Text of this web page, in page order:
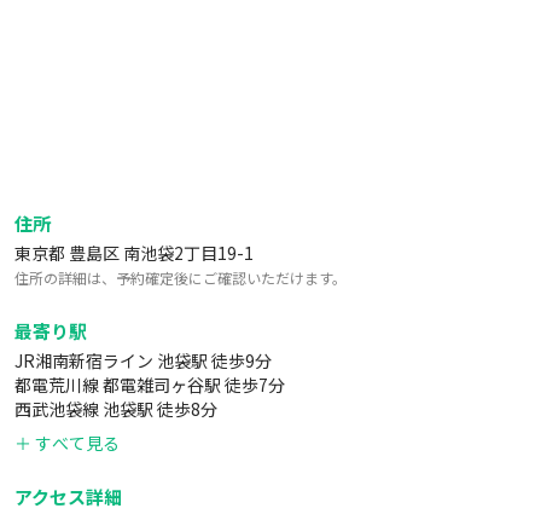
住所
東京都 豊島区 南池袋2丁目19-1
住所の詳細は、予約確定後にご確認いただけます。
最寄り駅
JR湘南新宿ライン 池袋駅 徒歩9分
都電荒川線 都電雑司ヶ谷駅 徒歩7分
西武池袋線 池袋駅 徒歩8分
＋ すべて見る
アクセス詳細